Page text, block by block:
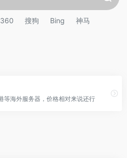
360 搜狗 Bing 神马
等海外服务器，价格相对来说还行